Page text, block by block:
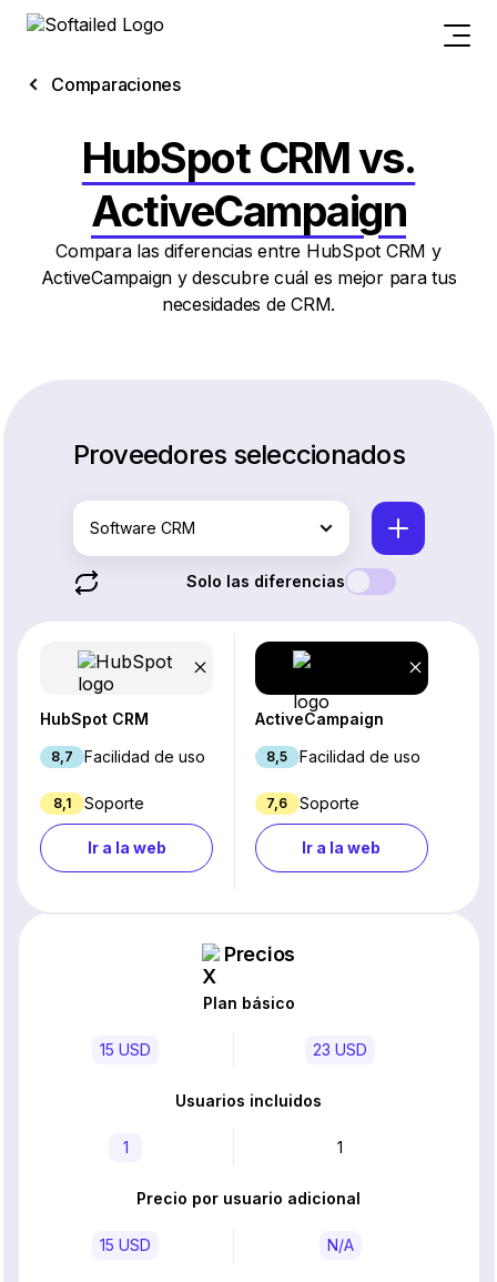
Comparaciones
HubSpot CRM vs.
ActiveCampaign
Compara las diferencias entre HubSpot CRM y
ActiveCampaign y descubre cuál es mejor para tus
necesidades de CRM.
Proveedores seleccionados
Software CRM
Solo las diferencias
HubSpot CRM
8,7 Facilidad de uso
8,1 Soporte
Ir a la web
ActiveCampaign
8,5 Facilidad de uso
7,6 Soporte
Ir a la web
Precios
Plan básico
15 USD 23 USD
Usuarios incluidos
1 1
Precio por usuario adicional
15 USD N/A